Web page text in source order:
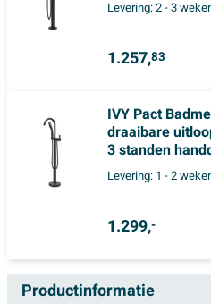
Levering:2 - 3
1.257,83
IVY Pact
draaibare
3 standen
Levering: 1 - 2
1.299,-
Productinformatie